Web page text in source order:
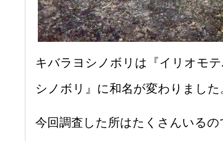
キバラヨシノボリは『イリオモ
シノボリ』に和名が変わりました
今回調査した所はたくさんいる